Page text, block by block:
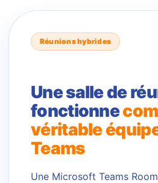
Réunions hybrides
Une salle de
fonctionne
véritable
Teams
Une Microsoft Teams